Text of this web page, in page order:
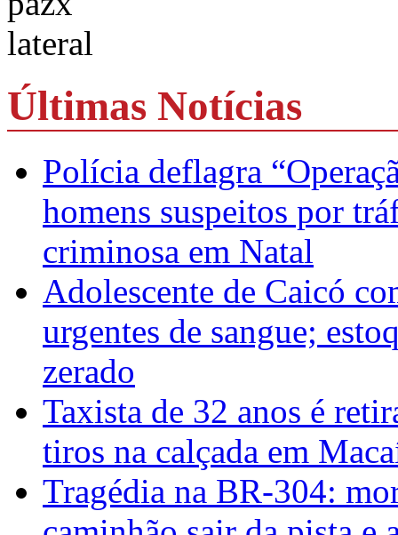
Últimas Notícias
Polícia deflagra
homens suspeitos por
criminosa em Natal
Adolescente de Caicó
urgentes de sangue;
zerado
Taxista de 32 anos é
tiros na calçada em
Tragédia na BR-304: